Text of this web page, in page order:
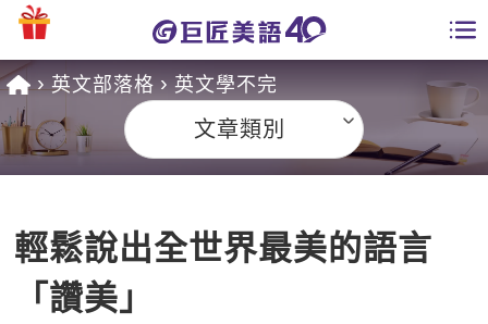
課程總覽
英文課程總表
英文會話
全國分校
學員專區
英文部落格 英文學不完
文章類別
輕鬆說出全世界最美的語言
「讚美」